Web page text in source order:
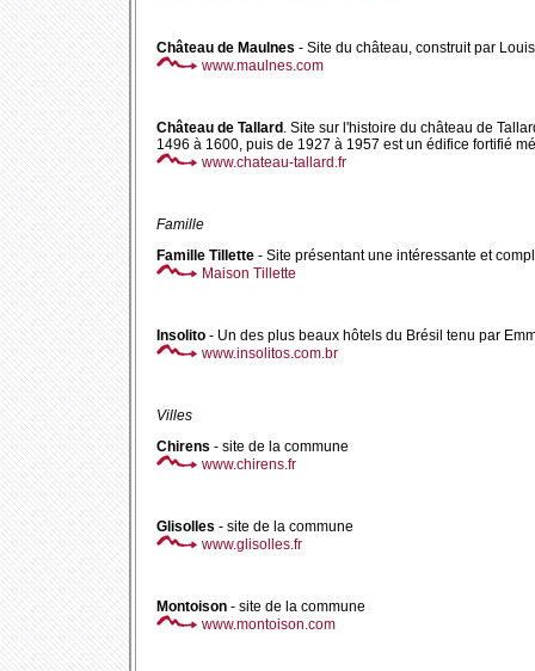
Château de Maulnes - Site du château, construit par
www.maulnes.com
Château de Tallard . Site sur l'histoire du château de
1496 à 1600, puis de 1927 à 1957 est un édifice fortifié
www.chateau-tallard.fr
Famille
Famille Tillette - Site présentant une intéressante et
Maison Tillette
Insolito - Un des plus beaux hôtels du Brésil tenu par
www.insolitos.com.br
Villes
Chirens - site de la commune
www.chirens.fr
Glisolles - site de la commune
www.glisolles.fr
Montoison - site de la commune
www.montoison.com